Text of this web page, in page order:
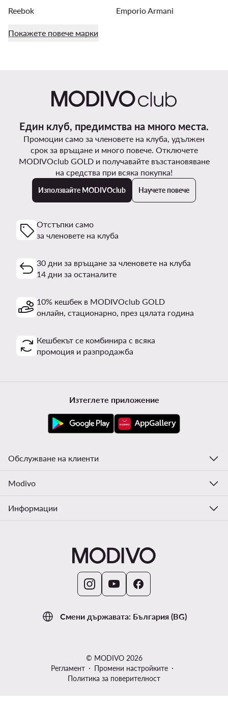
Reebok Emporio Armani
Покажете повече марки
Един клуб, предимства на много места.
Промоции само за членовете на клуба, удължен
срок за връщане и много повече. Отключете
MODIVOclub GOLD и получавайте възстановяване
на средства при всяка покупка!
Използвайте MODIVOclub Научете повече
Отстъпки само
за членовете на клуба
30 дни за връщане за членовете на клуба
14 дни за останалите
10% кешбек в MODIVOclub GOLD
онлайн, стационарно, през цялата година
Кешбекът се комбинира с всяка
промоция и разпродажба
Смени държавата: България (BG)
Изтеглете приложение
Обслужване на клиенти
Modivo
Информации
© MODIVO 2026
Регламент
Промени настройките
Политика за поверителност